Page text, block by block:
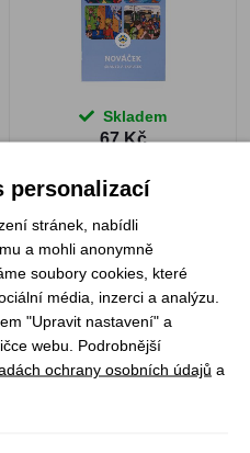
Skladem
67 Kč
personalizací
stránek, nabídli
a mohli anonymně
soubory cookies, které
média, inzerci a analýzu.
"Upravit nastavení" a
webu. Podrobnější
ochrany osobních údajů a